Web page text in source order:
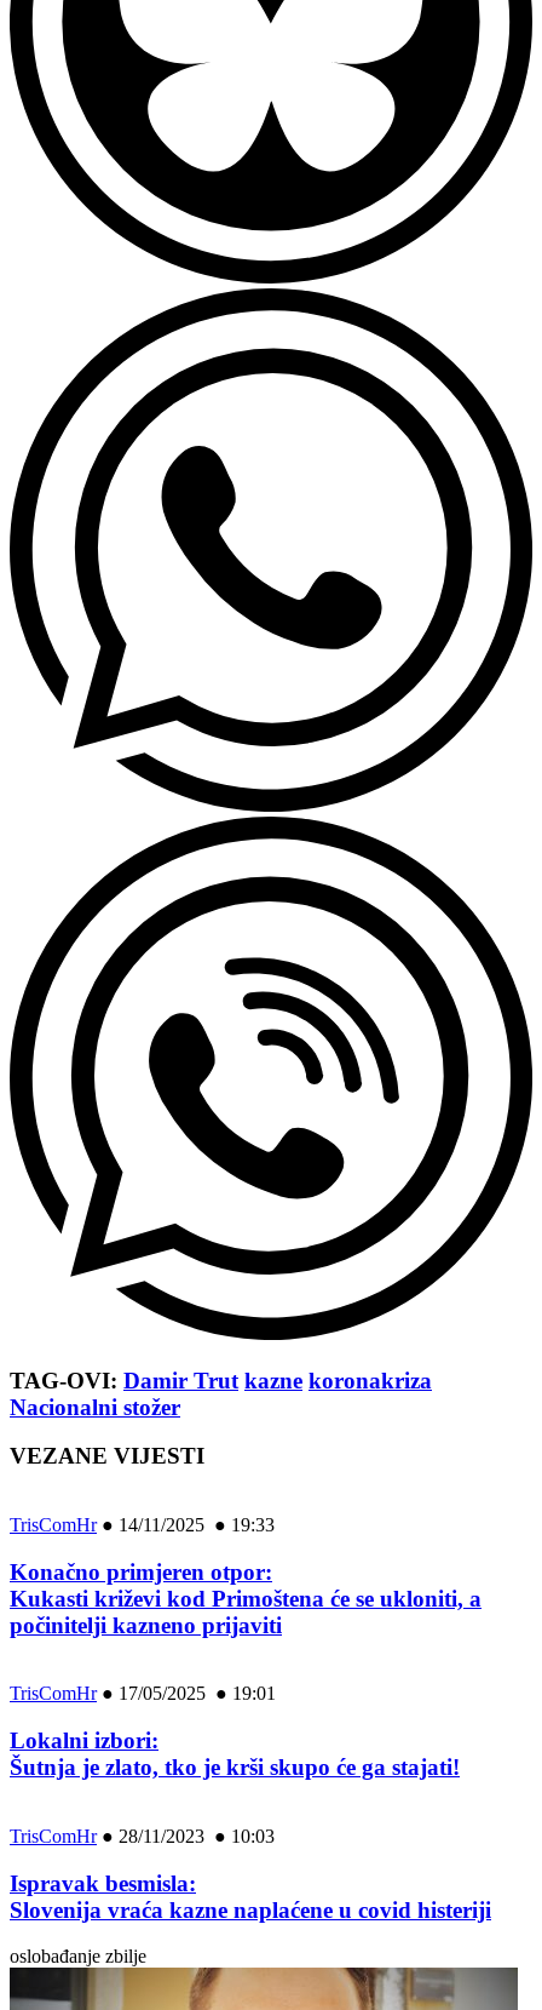
TAG-OVI: Damir Trut kazne koronakriza
Nacionalni stožer
VEZANE VIJESTI
TrisComHr● 14/11/2025 ● 19:33
Konačno primjeren otpor:
Kukasti križevi kod Primoštena će se ukloniti, a
počinitelji kazneno prijaviti
TrisComHr● 17/05/2025 ● 19:01
Lokalni izbori:
Šutnja je zlato, tko je krši skupo će ga stajati!
TrisComHr● 28/11/2023 ● 10:03
Ispravak besmisla:
Slovenija vraća kazne naplaćene u covid histeriji
oslobađanje zbilje